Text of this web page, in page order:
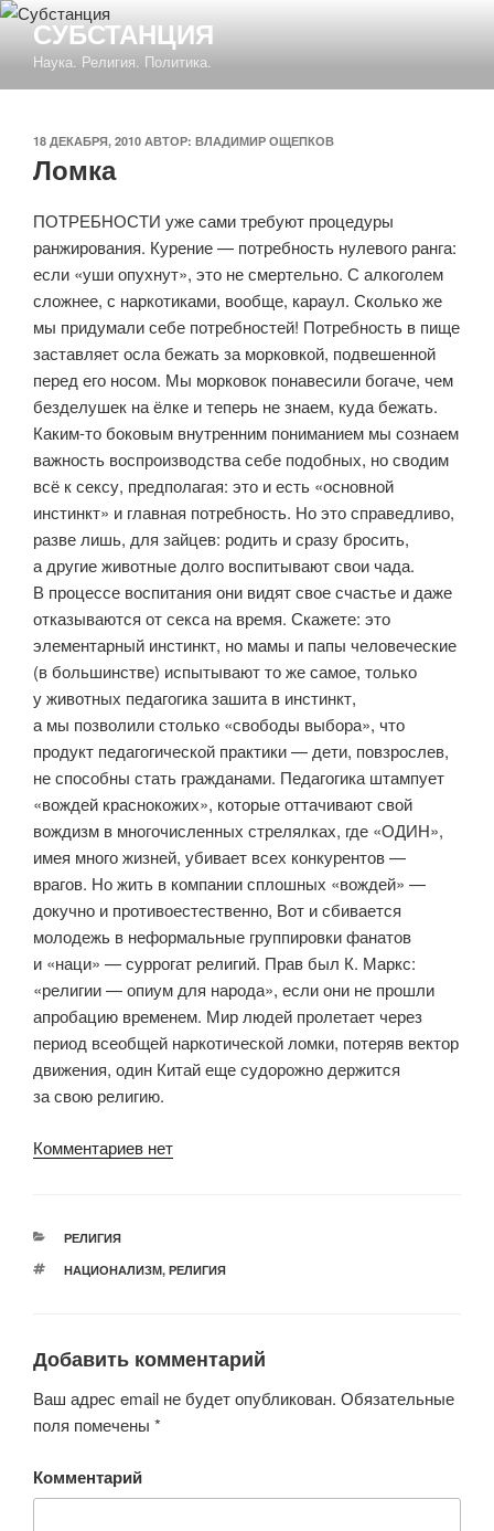
Перейти
содержимому
СУБСТАНЦИЯ
Наука. Религия. Политика.
ОПУБЛИКОВАНО
18 ДЕКАБРЯ, 2010 АВТОР: ВЛАДИМИР ОЩЕПКОВ
Ломка
ПОТРЕБНОСТИ уже сами требуют процедуры
ранжирования. Курение — потребность нулевого ранга:
если «уши опухнут», это не смертельно. С алкоголем
сложнее, с наркотиками, вообще, караул. Сколько же
мы придумали себе потребностей! Потребность в пище
заставляет осла бежать за морковкой, подвешенной
перед его носом. Мы морковок понавесили богаче, чем
безделушек на ёлке и теперь не знаем, куда бежать.
Каким-то боковым внутренним пониманием мы сознаем
важность воспроизводства себе подобных, но сводим
всё к сексу, предполагая: это и есть «основной
инстинкт» и главная потребность. Но это справедливо,
разве лишь, для зайцев: родить и сразу бросить,
а другие животные долго воспитывают свои чада.
В процессе воспитания они видят свое счастье и даже
отказываются от секса на время. Скажете: это
элементарный инстинкт, но мамы и папы человеческие
(в большинстве) испытывают то же самое, только
у животных педагогика зашита в инстинкт,
а мы позволили столько «свободы выбора», что
продукт педагогической практики — дети, повзрослев,
не способны стать гражданами. Педагогика штампует
«вождей краснокожих», которые оттачивают свой
вождизм в многочисленных стрелялках, где «ОДИН»,
имея много жизней, убивает всех конкурентов —
врагов. Но жить в компании сплошных «вождей» —
докучно и противоестественно, Вот и сбивается
молодежь в неформальные группировки фанатов
и «наци» — суррогат религий. Прав был К. Маркс:
«религии — опиум для народа», если они не прошли
апробацию временем. Мир людей пролетает через
период всеобщей наркотической ломки, потеряв вектор
движения, один Китай еще судорожно держится
за свою религию.
Комментариев нет
РУБРИКИ
РЕЛИГИЯ
МЕТКИ
НАЦИОНАЛИЗМ, РЕЛИГИЯ
Добавить комментарий
Ваш адрес email не будет опубликован. Обязательные
поля помечены *
Комментарий